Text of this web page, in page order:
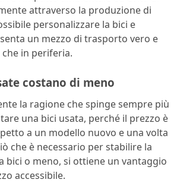
attraverso la produzione di
personalizzare la bici e
un mezzo di trasporto vero e
in periferia.
costano di meno
la ragione che spinge sempre più
una bici usata, perché il prezzo è
a un modello nuovo e una volta
che è necessario per stabilire la
bici o meno, si ottiene un vantaggio
accessibile.